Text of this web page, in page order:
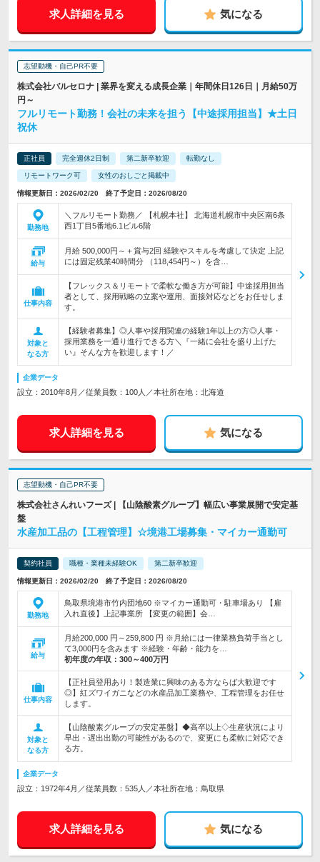
求人詳細を見る 気になる
志望動機・自己PR不要
株式会社バルセロナ | 業界を変える成長企業｜年間休日126日｜月給50万
円～
フルリモート勤務！会社の未来を担う【中途採用担当】★土日
祝休
正社員 完全週休2日制 第二新卒歓迎 転勤なし
リモートワーク可 女性のおしごと掲載中
情報更新日：2026/02/20 終了予定日：2026/08/20
勤務地
＼フルリモート勤務／ 【札幌本社】 北海道札幌市中央区南6条
西1丁目5番地6.1ビル6階
給与
月給 500,000円～＋賞与2回 経験やスキルを考慮して決定 上記
には固定残業40時間分 （118,454円～）を含…
仕事内容
【フレックス＆リモートで柔軟な働き方が可能】中途採用担当
者として、採用戦略の立案や運用、面接対応などをお任せしま
す。
対象と
なる方
【経験者募集】◎人事や採用関連の経験1年以上の方◎人事・
採用業務を一通り進行できる方＼『一緒に会社を盛り上げた
い』そんな方を歓迎します！／
企業データ
設立：2010年8月／従業員数：100人／本社所在地：北海道
求人詳細を見る 気になる
志望動機・自己PR不要
株式会社さんれいフーズ | 【山陰酸素グループ】幅広い事業展開で安定基
盤
水産加工品の【工程管理】☆境港工場募集・マイカー通勤可
契約社員 職種・業種未経験OK 第二新卒歓迎
情報更新日：2026/02/20 終了予定日：2026/08/20
勤務地
鳥取県境港市竹内団地60 ※マイカー通勤可・駐車場あり 【雇
入れ直後】上記事業所 【変更の範囲】会…
給与
月給200,000 円～259,800 円 ※月給には一律業務負荷手当とし
て3,000円を含みます ※経験・年齢・能力を…
初年度の年収： 300～400万円
仕事内容
【正社員登用あり！製造業に興味のある方ならば大歓迎です
◎】紅ズワイガニなどの水産品加工業務や、工程管理をお任せ
します。
対象と
なる方
【山陰酸素グループの安定基盤】◆高卒以上◇生産状況により
早出・遅出出勤の可能性があるので、変更にも柔軟に対応でき
る方。
企業データ
設立：1972年4月／従業員数：535人／本社所在地：鳥取県
求人詳細を見る 気になる